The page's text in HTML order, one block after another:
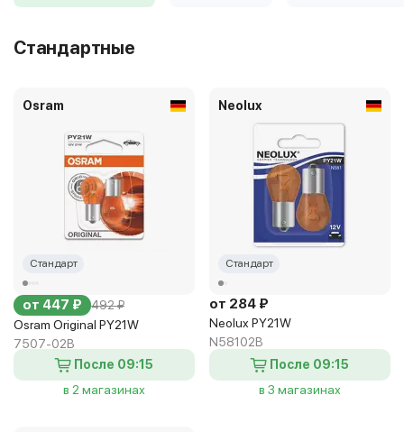
Стандартные
Osram
Стандарт
от 447 ₽ 492 ₽
Osram Original PY21W
7507-02B
После 09:15
в 2 магазинах
Neolux
Стандарт
от 284 ₽
Neolux PY21W
N58102B
После 09:15
в 3 магазинах